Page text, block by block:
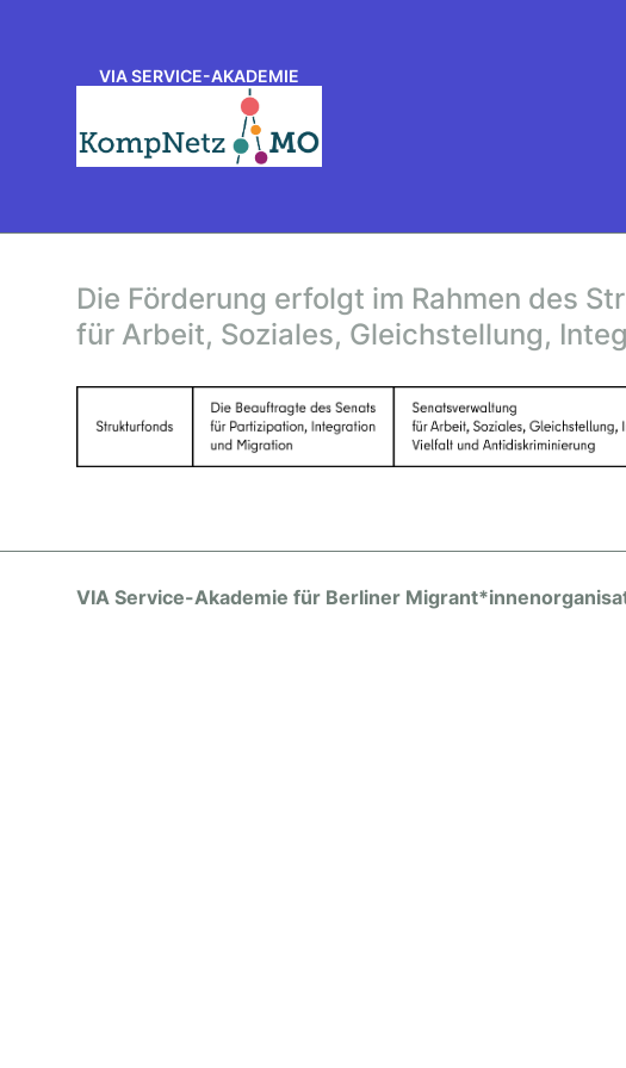
VIA SERVICE-AKADEMIE
Die Förderung erfolgt im Rahmen des
für Arbeit, Soziales, Gleichstellung,
VIA Service-Akademie für Berliner